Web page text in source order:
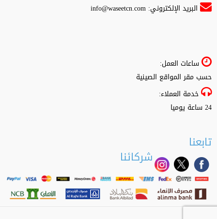
البريد الإلكتروني:info@waseetcn.com
ساعات العمل:
حسب مقر المواقع الصينية
خدمة العملاء:
24 ساعة يوميا
تابعنا
شركائنا